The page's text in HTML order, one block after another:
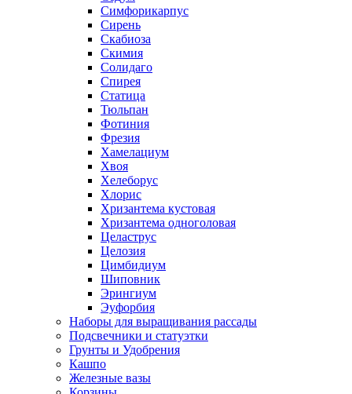
Симфорикарпус
Сирень
Скабиоза
Скимия
Солидаго
Спирея
Статица
Тюльпан
Фотиния
Фрезия
Хамелациум
Хвоя
Хелеборус
Хлорис
Хризантема кустовая
Хризантема одноголовая
Целаструс
Целозия
Цимбидиум
Шиповник
Эрингиум
Эуфорбия
Наборы для выращивания рассады
Подсвечники и статуэтки
Грунты и Удобрения
Кашпо
Железные вазы